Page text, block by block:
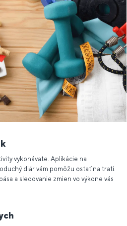
vykonávate. Aplikácie na
diár vám pomôžu ostať na trati.
a sledovanie zmien vo výkone vás